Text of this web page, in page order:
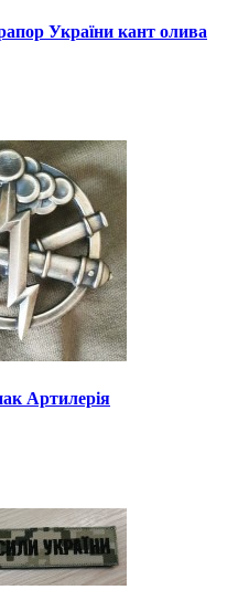
України кант олива
Артилерія